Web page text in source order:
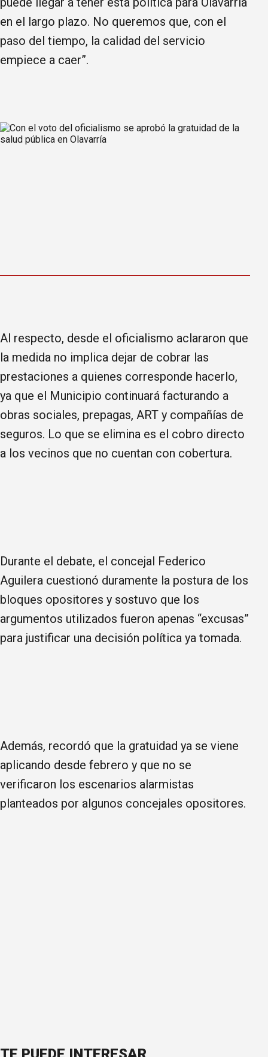
en el largo plazo. No queremos que, con el
paso del tiempo, la calidad del servicio
empiece a caer”.
Al respecto, desde el oficialismo aclararon que
la medida no implica dejar de cobrar las
prestaciones a quienes corresponde hacerlo,
ya que el Municipio continuará facturando a
obras sociales, prepagas, ART y compañías de
seguros. Lo que se elimina es el cobro directo
a los vecinos que no cuentan con cobertura.
Durante el debate, el concejal Federico
Aguilera cuestionó duramente la postura de los
bloques opositores y sostuvo que los
argumentos utilizados fueron apenas “excusas”
para justificar una decisión política ya tomada.
Además, recordó que la gratuidad ya se viene
aplicando desde febrero y que no se
verificaron los escenarios alarmistas
planteados por algunos concejales opositores.